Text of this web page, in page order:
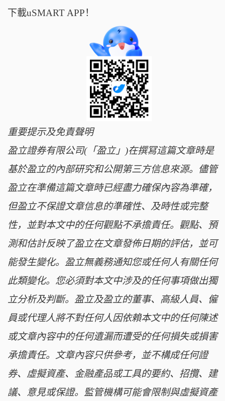
下載uSMART APP！
重要提示及免責聲明
盈立證券有限公司(「盈立」)在撰冩這篇文章時是
基於盈立的內部研究和公開第三方信息來源。儘管
盈立在準備這篇文章時已經盡力確保內容為準確，
但盈立不保證文章信息的準確性、及時性或完整
性，並對本文中的任何觀點不承擔責任。觀點、預
測和估計反映了盈立在文章發佈日期的評估，並可
能發生變化。盈立無義務通知您或任何人有關任何
此類變化。您必須對本文中涉及的任何事項做出獨
立分析及判斷。盈立及盈立的董事、高級人員、僱
員或代理人將不對任何人因依賴本文中的任何陳述
或文章內容中的任何遺漏而遭受的任何損失或損害
承擔責任。文章內容只供參考，並不構成任何證
券、虛擬資產、金融產品或工具的要約、招攬、建
議、意見或保證。監管機構可能會限制與虛擬資產